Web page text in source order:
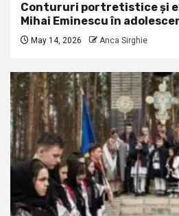
Contururi portretistice și
Mihai Eminescu în
May 14, 2026 Anca Sirghie